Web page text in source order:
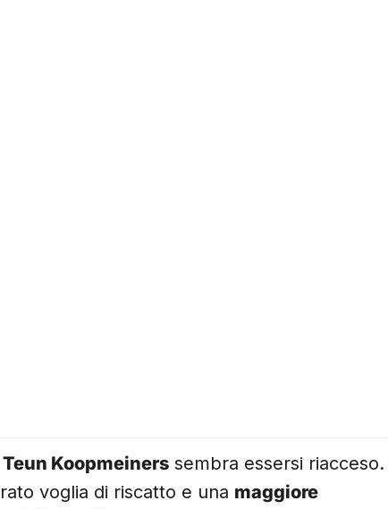
Teun Koopmeiners sembra essersi riacceso.
voglia di riscatto e una maggiore